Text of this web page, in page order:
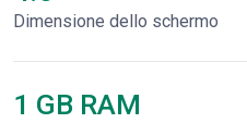
Dimensione dello schermo
1 GB RAM